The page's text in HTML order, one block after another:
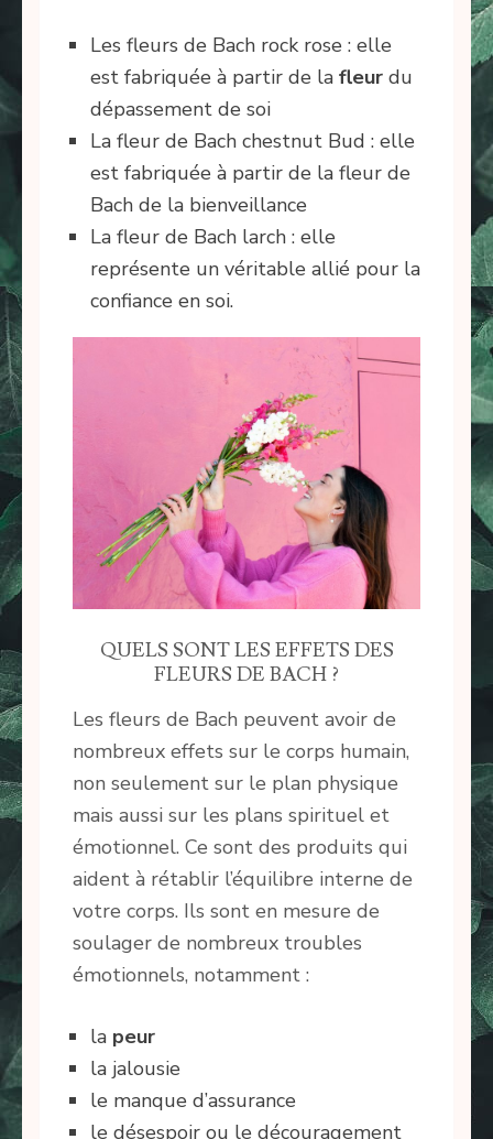
Les fleurs de Bach rock rose : elle
est fabriquée à partir de la fleur du
dépassement de soi
La fleur de Bach chestnut Bud : elle
est fabriquée à partir de la fleur de
Bach de la bienveillance
La fleur de Bach larch : elle
représente un véritable allié pour la
confiance en soi.
QUELS SONT LES EFFETS DES
FLEURS DE BACH ?
Les fleurs de Bach peuvent avoir de
nombreux effets sur le corps humain,
non seulement sur le plan physique
mais aussi sur les plans spirituel et
émotionnel. Ce sont des produits qui
aident à rétablir l’équilibre interne de
votre corps. Ils sont en mesure de
soulager de nombreux troubles
émotionnels, notamment :
la peur
la jalousie
le manque d’assurance
le désespoir ou le découragement